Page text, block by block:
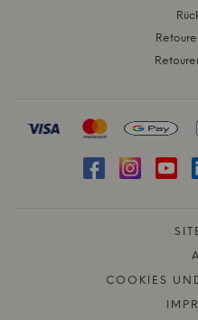
COOKIES